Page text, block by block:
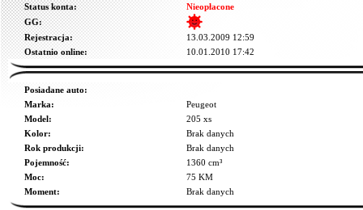
Status konta:
Nieopłacone
GG:
Rejestracja:
13.03.2009 12:59
Ostatnio online:
10.01.2010 17:42
Posiadane auto:
Marka:
Peugeot
Model:
205 xs
Kolor:
Brak danych
Rok produkcji:
Brak danych
Pojemność:
1360 cm³
Moc:
75 KM
Moment:
Brak danych